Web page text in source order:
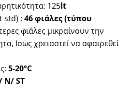
125lt
std) : 46 φιάλες(τύπου
φιάλες μικραίνουν την
Ισως χρειαστεί να αφαιρεθεί
5-20°C
N/ ST